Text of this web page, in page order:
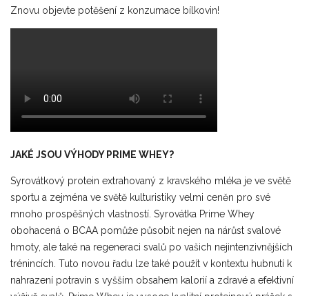
Znovu objevte potěšení z konzumace bílkovin!
JAKÉ JSOU VÝHODY PRIME WHEY?
Syrovátkový protein extrahovaný z kravského mléka je ve světě
sportu a zejména ve světě kulturistiky velmi ceněn pro své
mnoho prospěšných vlastností. Syrovátka Prime Whey
obohacená o BCAA pomůže působit nejen na nárůst svalové
hmoty, ale také na regeneraci svalů po vašich nejintenzivnějších
trénincích. Tuto novou řadu lze také použít v kontextu hubnutí k
nahrazení potravin s vyšším obsahem kalorií a zdravé a efektivní